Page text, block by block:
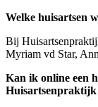
Welke huisartsen
Bij
Myriam vd Star,
Kan ik online een
Huisartsenpraktijk